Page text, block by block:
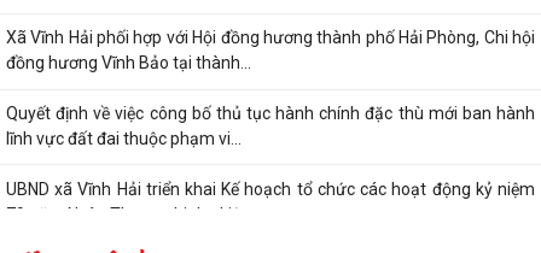
Xã Vĩnh Hải phối hợp với Hội đồng hương thành phố Hải Phòng, Chi hội
đồng hương Vĩnh Bảo tại thành...
Quyết định về việc công bố thủ tục hành chính đặc thù mới ban hành
lĩnh vực đất đai thuộc phạm vi...
UBND xã Vĩnh Hải triển khai Kế hoạch tổ chức các hoạt động kỷ niệm
79 năm Ngày Thương binh - Liệt...